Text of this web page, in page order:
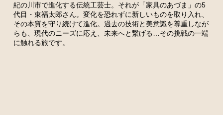
紀の川市で進化する伝統工芸士。それが「家具のあづま」の5
代目・東福太郎さん。変化を恐れずに新しいものを取り入れ、
その本質を守り続けて進化。過去の技術と美意識を尊重しなが
らも、現代のニーズに応え、未来へと繋げる…その挑戦の一端
に触れる旅です。